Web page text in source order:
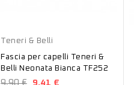
Teneri & Belli
Fascia per capelli Teneri &
Belli Neonata Bianca TF252
9,90 € 9,41 €